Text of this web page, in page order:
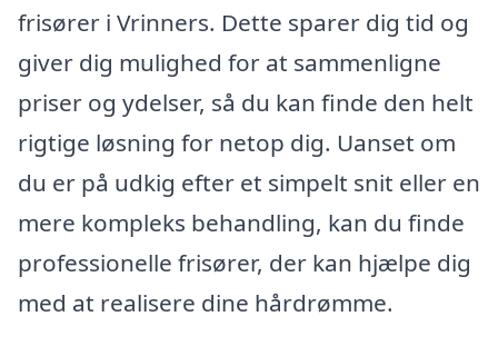
frisører i Vrinners. Dette sparer dig tid og
giver dig mulighed for at sammenligne
priser og ydelser, så du kan finde den helt
rigtige løsning for netop dig. Uanset om
du er på udkig efter et simpelt snit eller en
mere kompleks behandling, kan du finde
professionelle frisører, der kan hjælpe dig
med at realisere dine hårdrømme.